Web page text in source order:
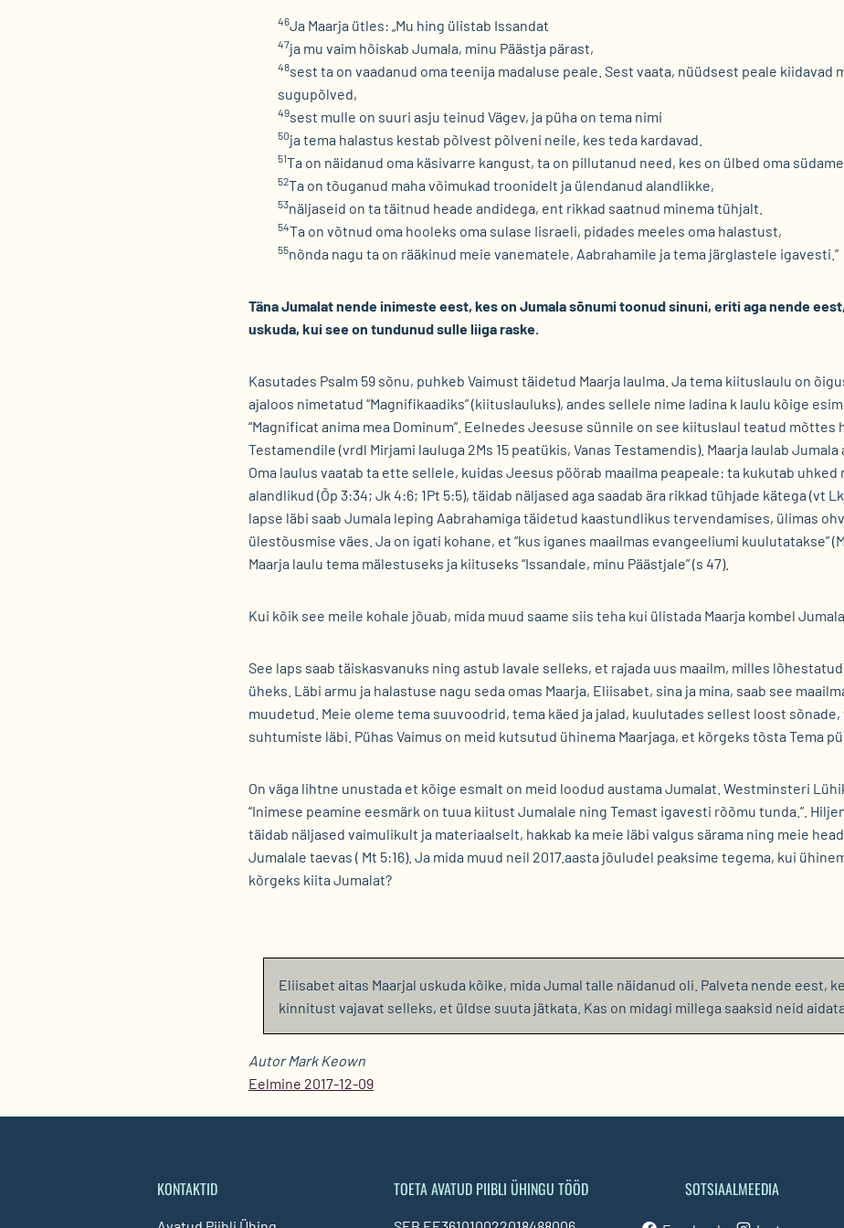
46Ja Maarja ütles: „Mu hing ülistab Issandat
47ja mu vaim hõiskab Jumala, minu Päästja pärast,
48sest ta on vaadanud oma teenija madaluse peale. Sest vaata, nüüdsest peale kiidavad
sugupõlved,
49sest mulle on suuri asju teinud Vägev, ja püha on tema nimi
50ja tema halastus kestab põlvest põlveni neile, kes teda kardavad.
51Ta on näidanud oma käsivarre kangust, ta on pillutanud need, kes on ülbed oma
52Ta on tõuganud maha võimukad troonidelt ja ülendanud alandlikke,
53näljaseid on ta täitnud heade andidega, ent rikkad saatnud minema tühjalt.
54Ta on võtnud oma hooleks oma sulase Iisraeli, pidades meeles oma halastust,
55nõnda nagu ta on rääkinud meie vanematele, Aabrahamile ja tema järglastele igavesti.”
Täna Jumalat nende inimeste eest, kes on Jumala sõnumi toonud sinuni, eriti aga nende
uskuda, kui see on tundunud sulle liiga raske.
Kasutades Psalm 59 sõnu, puhkeb Vaimust täidetud Maarja laulma. Ja tema kiituslaulu on
ajaloos nimetatud “Magnifikaadiks” (kiituslauluks), andes sellele nime ladina k laulu kõige
“Magnificat anima mea Dominum”. Eelnedes Jeesuse sünnile on see kiituslaul teatud mõttes
Testamendile (vrdl Mirjami lauluga 2Ms 15 peatükis, Vanas Testamendis). Maarja laulab Jumala
Oma laulus vaatab ta ette sellele, kuidas Jeesus pöörab maailma peapeale: ta kukutab
alandlikud (Õp 3:34; Jk 4:6; 1Pt 5:5), täidab näljased aga saadab ära rikkad tühjade kätega (vt
lapse läbi saab Jumala leping Aabrahamiga täidetud kaastundlikus tervendamises, ülimas
ülestõusmise väes. Ja on igati kohane, et “kus iganes maailmas evangeeliumi kuulutatakse”
Maarja laulu tema mälestuseks ja kiituseks “Issandale, minu Päästjale” (s 47).
Kui kõik see meile kohale jõuab, mida muud saame siis teha kui ülistada Maarja kombel
See laps saab täiskasvanuks ning astub lavale selleks, et rajada uus maailm, milles
üheks. Läbi armu ja halastuse nagu seda omas Maarja, Eliisabet, sina ja mina, saab see
muudetud. Meie oleme tema suuvoodrid, tema käed ja jalad, kuulutades sellest loost sõnade,
suhtumiste läbi. Pühas Vaimus on meid kutsutud ühinema Maarjaga, et kõrgeks tõsta Tema
On väga lihtne unustada et kõige esmalt on meid loodud austama Jumalat. Westminsteri
“Inimese peamine eesmärk on tuua kiitust Jumalale ning Temast igavesti rõõmu tunda.”.
täidab näljased vaimulikult ja materiaalselt, hakkab ka meie läbi valgus särama ning meie
Jumalale taevas ( Mt 5:16). Ja mida muud neil 2017.aasta jõuludel peaksime tegema, kui
kõrgeks kiita Jumalat?
Eliisabet aitas Maarjal uskuda kõike, mida Jumal talle näidanud oli. Palveta nende eest,
kinnitust vajavat selleks, et üldse suuta jätkata. Kas on midagi millega saaksid neid
Autor Mark Keown
Eelmine 2017-12-09
KONTAKTID TOETA AVATUD PIIBLI ÜHINGU TÖÖD SOTSIAALMEEDIA